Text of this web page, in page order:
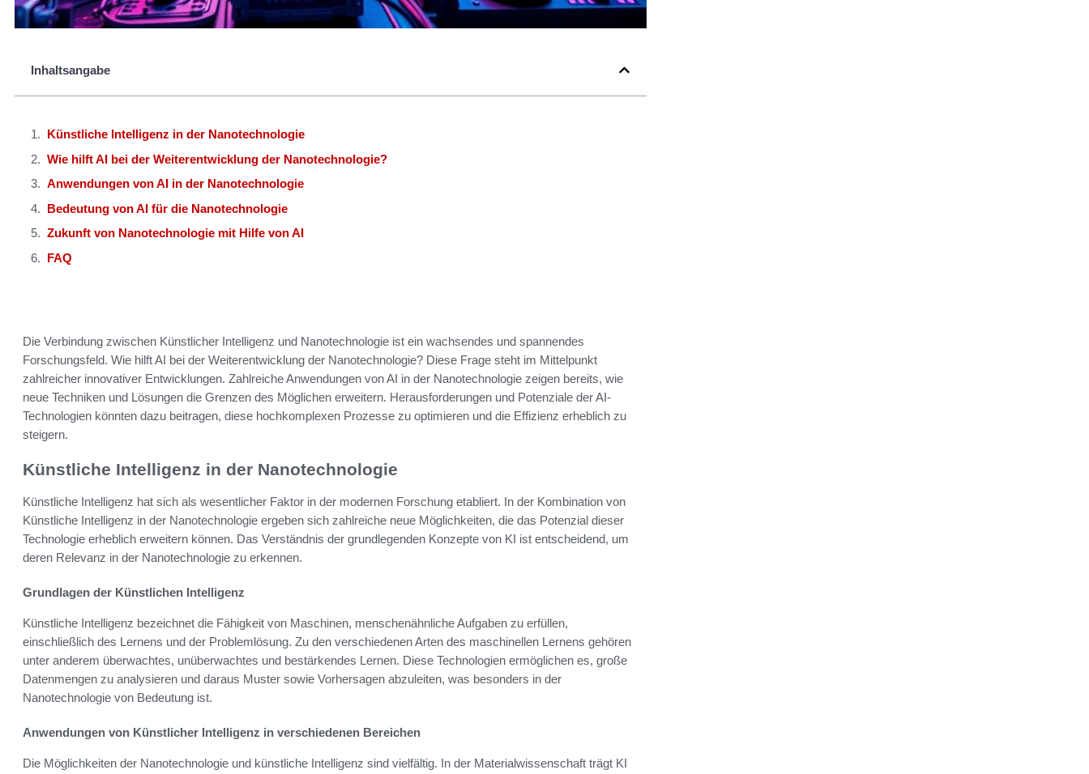
Inhaltsangabe
Künstliche Intelligenz in der Nanotechnologie
Wie hilft AI bei der Weiterentwicklung der Nanotechnologie?
Anwendungen von AI in der Nanotechnologie
Bedeutung von AI für die Nanotechnologie
Zukunft von Nanotechnologie mit Hilfe von AI
FAQ
Die Verbindung zwischen Künstlicher Intelligenz und Nanotechnologie ist ein wachsendes und spannendes
Forschungsfeld. Wie hilft AI bei der Weiterentwicklung der Nanotechnologie? Diese Frage steht im Mittelpunkt
zahlreicher innovativer Entwicklungen. Zahlreiche Anwendungen von AI in der Nanotechnologie zeigen bereits, wie
neue Techniken und Lösungen die Grenzen des Möglichen erweitern. Herausforderungen und Potenziale der AI-
Technologien könnten dazu beitragen, diese hochkomplexen Prozesse zu optimieren und die Effizienz erheblich zu
steigern.
Künstliche Intelligenz in der Nanotechnologie
Künstliche Intelligenz hat sich als wesentlicher Faktor in der modernen Forschung etabliert. In der Kombination von
Künstliche Intelligenz in der Nanotechnologie ergeben sich zahlreiche neue Möglichkeiten, die das Potenzial dieser
Technologie erheblich erweitern können. Das Verständnis der grundlegenden Konzepte von KI ist entscheidend, um
deren Relevanz in der Nanotechnologie zu erkennen.
Grundlagen der Künstlichen Intelligenz
Künstliche Intelligenz bezeichnet die Fähigkeit von Maschinen, menschenähnliche Aufgaben zu erfüllen,
einschließlich des Lernens und der Problemlösung. Zu den verschiedenen Arten des maschinellen Lernens gehören
unter anderem überwachtes, unüberwachtes und bestärkendes Lernen. Diese Technologien ermöglichen es, große
Datenmengen zu analysieren und daraus Muster sowie Vorhersagen abzuleiten, was besonders in der
Nanotechnologie von Bedeutung ist.
Anwendungen von Künstlicher Intelligenz in verschiedenen Bereichen
Die Möglichkeiten der Nanotechnologie und künstliche Intelligenz sind vielfältig. In der Materialwissenschaft trägt KI